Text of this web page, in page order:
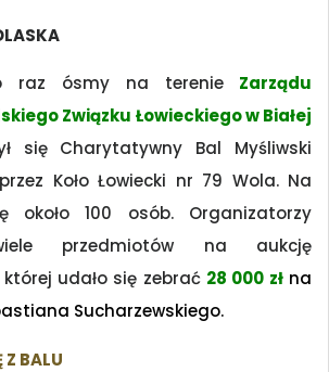
ósmy na terenie
Zarządu
Związku Łowieckiego w Białej
się Charytatywny Bal Myśliwski
Koło Łowiecki nr 79 Wola. Na
około 100 osób. Organizatorzy
przedmiotów na aukcję
udało się zebrać 28 000 zł na
Sucharzewskiego.
Z BALU